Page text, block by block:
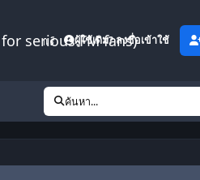
serious FM fans)
เพิ่มเติม ผู้ใช้เดิม? ลงชื่อเข้าใช้
ค้นหา...